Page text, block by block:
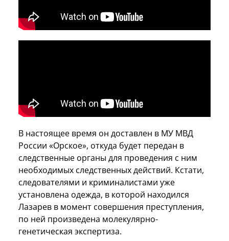
В настоящее время он доставлен в МУ МВД
России «Орское», откуда будет передан в
следственные органы для проведения с ним
необходимых следственных действий. Кстати,
следователями и криминалистами уже
установлена одежда, в которой находился
Лазарев в момент совершения преступления,
по ней произведена молекулярно-
генетическая экспертиза.